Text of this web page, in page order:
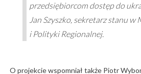
przedsiębiorcom dostęp do
Jan Szyszko, sekretarz stanu
i Polityki Regionalnej.
O projekcie wspomniał także Piotr